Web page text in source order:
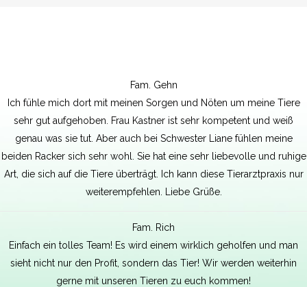
Fam. Gehn
Ich fühle mich dort mit meinen Sorgen und Nöten um meine Tiere
sehr gut aufgehoben. Frau Kastner ist sehr kompetent und weiß
genau was sie tut. Aber auch bei Schwester Liane fühlen meine
beiden Racker sich sehr wohl. Sie hat eine sehr liebevolle und ruhige
Art, die sich auf die Tiere überträgt. Ich kann diese Tierarztpraxis nur
weiterempfehlen. Liebe Grüße.
Fam. Rich
Einfach ein tolles Team! Es wird einem wirklich geholfen und man
sieht nicht nur den Profit, sondern das Tier! Wir werden weiterhin
gerne mit unseren Tieren zu euch kommen!